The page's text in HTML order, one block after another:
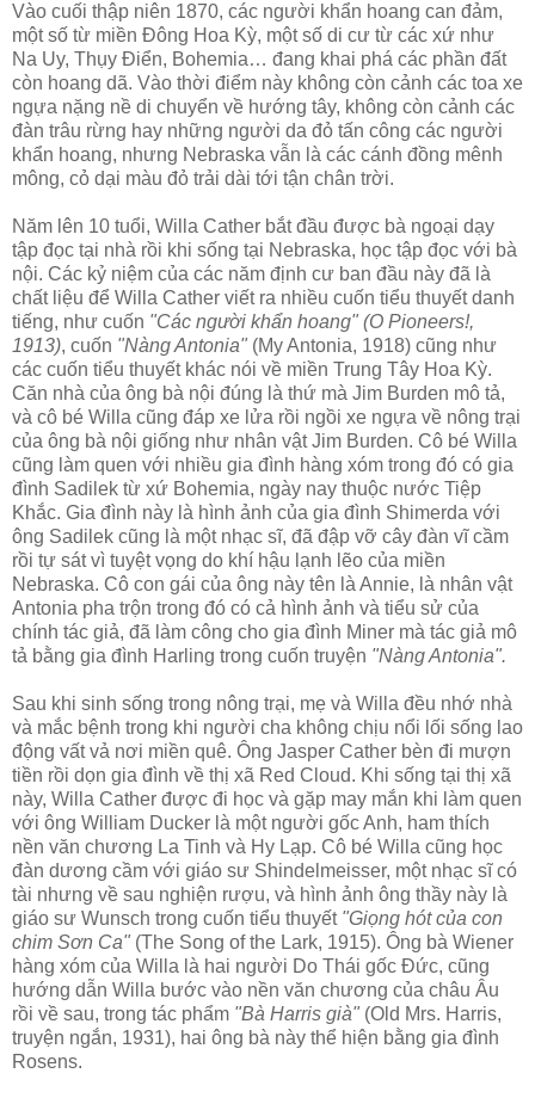
Vào cuối thập niên 1870, các người khẩn hoang can đảm,
một số từ miền Đông Hoa Kỳ, một số di cư từ các xứ như
Na Uy, Thụy Điển, Bohemia… đang khai phá các phần đất
còn hoang dã. Vào thời điểm này không còn cảnh các toa xe
ngựa nặng nề di chuyển về hướng tây, không còn cảnh các
đàn trâu rừng hay những người da đỏ tấn công các người
khẩn hoang, nhưng Nebraska vẫn là các cánh đồng mênh
mông, cỏ dại màu đỏ trải dài tới tận chân trời.
Năm lên 10 tuổi, Willa Cather bắt đầu được bà ngoại dạy
tập đọc tại nhà rồi khi sống tại Nebraska, học tập đọc với bà
nội. Các kỷ niệm của các năm định cư ban đầu này đã là
chất liệu để Willa Cather viết ra nhiều cuốn tiểu thuyết danh
tiếng, như cuốn "Các người khẩn hoang" (O Pioneers!,
1913), cuốn "Nàng Antonia" (My Antonia, 1918) cũng như
các cuốn tiểu thuyết khác nói về miền Trung Tây Hoa Kỳ.
Căn nhà của ông bà nội đúng là thứ mà Jim Burden mô tả,
và cô bé Willa cũng đáp xe lửa rồi ngồi xe ngựa về nông trại
của ông bà nội giống như nhân vật Jim Burden. Cô bé Willa
cũng làm quen với nhiều gia đình hàng xóm trong đó có gia
đình Sadilek từ xứ Bohemia, ngày nay thuộc nước Tiệp
Khắc. Gia đình này là hình ảnh của gia đình Shimerda với
ông Sadilek cũng là một nhạc sĩ, đã đập vỡ cây đàn vĩ cầm
rồi tự sát vì tuyệt vọng do khí hậu lạnh lẽo của miền
Nebraska. Cô con gái của ông này tên là Annie, là nhân vật
Antonia pha trộn trong đó có cả hình ảnh và tiểu sử của
chính tác giả, đã làm công cho gia đình Miner mà tác giả mô
tả bằng gia đình Harling trong cuốn truyện "Nàng Antonia".
Sau khi sinh sống trong nông trại, mẹ và Willa đều nhớ nhà
và mắc bệnh trong khi người cha không chịu nổi lối sống lao
động vất vả nơi miền quê. Ông Jasper Cather bèn đi mượn
tiền rồi dọn gia đình về thị xã Red Cloud. Khi sống tại thị xã
này, Willa Cather được đi học và gặp may mắn khi làm quen
với ông William Ducker là một người gốc Anh, ham thích
nền văn chương La Tinh và Hy Lạp. Cô bé Willa cũng học
đàn dương cầm với giáo sư Shindelmeisser, một nhạc sĩ có
tài nhưng về sau nghiện rượu, và hình ảnh ông thầy này là
giáo sư Wunsch trong cuốn tiểu thuyết "Giọng hót của con
chim Sơn Ca" (The Song of the Lark, 1915). Ông bà Wiener
hàng xóm của Willa là hai người Do Thái gốc Đức, cũng
hướng dẫn Willa bước vào nền văn chương của châu Âu
rồi về sau, trong tác phẩm "Bà Harris già" (Old Mrs. Harris,
truyện ngắn, 1931), hai ông bà này thể hiện bằng gia đình
Rosens.